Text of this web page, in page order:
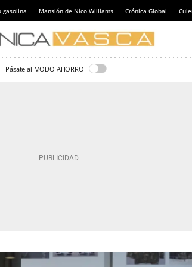
gasolina Mansión de Nico Williams Crónica Global
Pásate al MODO AHORRO